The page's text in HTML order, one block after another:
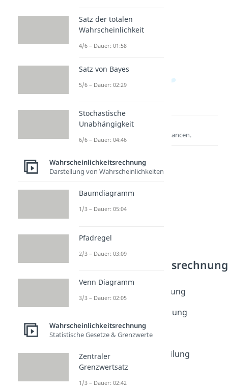
Lernen lohnt sich!
Entdecke hier deine Chancen.
Weitere Inhalte:
Wahrscheinlichkeitsrechnung
Verteilung
Wahrscheinlichkeitsrechnung
Dauer: 04:47
Wahrscheinlichkeitsverteilung
Dauer: 05:32
Bernoulliverteilung
Hypergeometrische Verteilung
Dauer: 02:23
Dauer: 02:36
Satz der totalen
Wahrscheinlichkeit
4/6 – Dauer: 01:58
Satz von Bayes
5/6 – Dauer: 02:29
Stochastische
Unabhängigkeit
6/6 – Dauer: 04:46
Wahrscheinlichkeitsrechnung
Darstellung von Wahrscheinlichkeiten
Baumdiagramm
1/3 – Dauer: 05:04
Pfadregel
2/3 – Dauer: 03:09
Venn Diagramm
3/3 – Dauer: 02:05
Wahrscheinlichkeitsrechnung
Statistische Gesetze & Grenzwerte
Zentraler
Grenzwertsatz
1/3 – Dauer: 02:42